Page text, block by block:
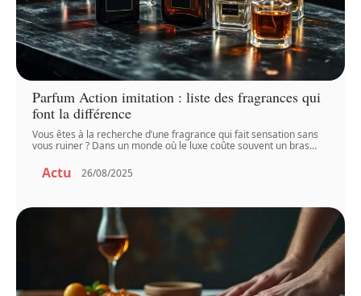
Parfum Action imitation : liste des fragrances qui
font la différence
Vous êtes à la recherche d’une fragrance qui fait sensation sans
vous ruiner ? Dans un monde où le luxe coûte souvent un bras…
Actu 26/08/2025